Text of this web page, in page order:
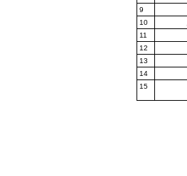
9
10
11
12
13
14
15